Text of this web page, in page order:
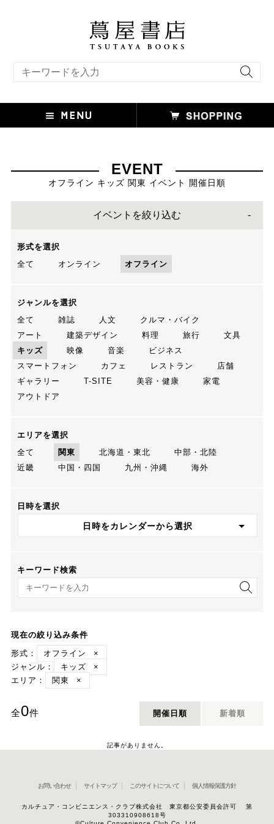
EVENT
オフライン キッズ 関東 イベント 開催日順
イベントを絞り込む
形式を選択
全て
オンライン オフライン
ジャンルを選択
全て
雑誌 人文
クルマ・バイク
アート
建築デザイン 料理 旅行
文具
キッズ
映像 音楽
ビジネス
スマートフォン
カフェ レストラン
店舗
ギャラリー
T-SITE 美容・健康
家電
アウトドア
エリアを選択
全て
関東 北海道・東北
中部・北陸
近畿
中国・四国 九州・沖縄 海外
日時を選択
日時をカレンダーから選択
キーワード検索
キーワード検索
現在の絞り込み条件
形式：
オフライン
×
ジャンル：
キッズ
×
エリア：
関東 ×
全0件 開催日順 新着順
記事がありません。
お問い合わせ サイトマップ このサイトについて 個人情報保護方針
カルチュア・コンビニエンス・クラブ株式会社 東京都公安委員会許可 第
303310908618号